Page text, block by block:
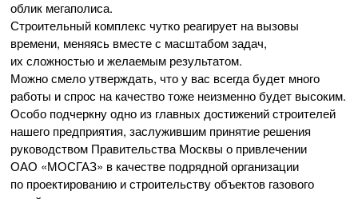
облик мегаполиса.
Строительный комплекс чутко реагирует на вызовы
времени, меняясь вместе с масштабом задач,
их сложностью и желаемым результатом.
Можно смело утверждать, что у вас всегда будет много
работы и спрос на качество тоже неизменно будет высоким.
Особо подчеркну одно из главных достижений строителей
нашего предприятия, заслужившим принятие решения
руководством Правительства Москвы о привлечении
ОАО «МОСГАЗ» в качестве подрядной организации
по проектированию и строительству объектов газового